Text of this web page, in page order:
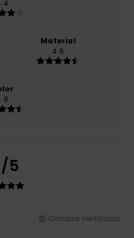
Material
4.6
/5
Compra verificada